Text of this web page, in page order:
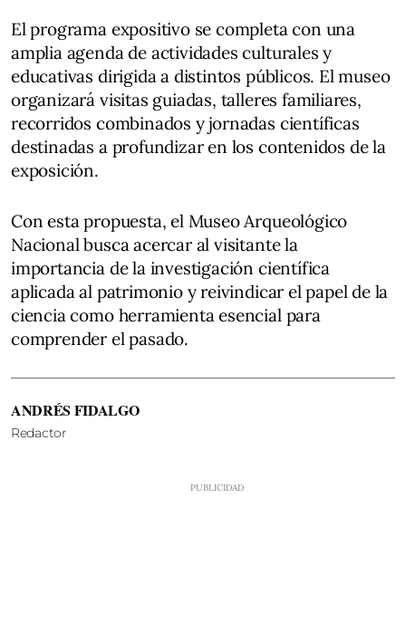
El programa expositivo se completa con una
amplia agenda de actividades culturales y
educativas dirigida a distintos públicos. El museo
organizará visitas guiadas, talleres familiares,
recorridos combinados y jornadas científicas
destinadas a profundizar en los contenidos de la
exposición.
Con esta propuesta, el Museo Arqueológico
Nacional busca acercar al visitante la
importancia de la investigación científica
aplicada al patrimonio y reivindicar el papel de la
ciencia como herramienta esencial para
comprender el pasado.
ANDRÉS FIDALGO
Redactor